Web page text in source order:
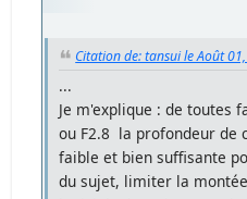
Citation de: tansui le Août
...
Je m'explique : de toutes
ou F2.8 la profondeur de
faible et bien suffisante
du sujet, limiter la